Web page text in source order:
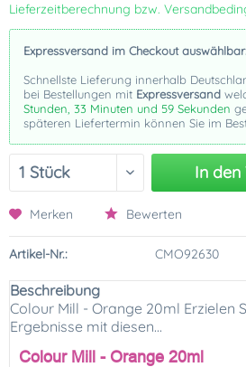
Lieferzeitberechnung bzw.
Expressversand im Checkout auswählbar:
Schnellste Lieferung innerhalb
bei Bestellungen mit Expressversand
Stunden, 33 Minuten und 58 Sekunden
späteren Liefertermin können Sie im
In den
Merken Bewerten
Artikel-Nr.: CMO92630
Beschreibung
Colour Mill - Orange 20ml Erzielen
Ergebnisse mit diesen...
Colour Mill - Orange 20ml